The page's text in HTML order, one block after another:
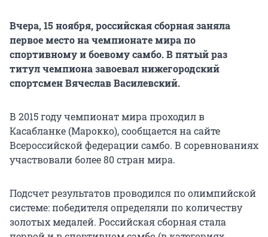
Вчера, 15 ноября, российская сборная заняла
первое место на чемпионате мира по
спортивному и боевому самбо. В пятый раз
титул чемпиона завоевал нижегородский
спортсмен Вячеслав Василевский.
В 2015 году чемпионат мира проходил в
Касабланке (Марокко), сообщается на сайте
Всероссийской федерации самбо. В соревнованиях
участвовали более 80 стран мира.
Подсчет результатов проводился по олимпийской
системе: победителя определяли по количеству
золотых медалей. Российская сборная стала